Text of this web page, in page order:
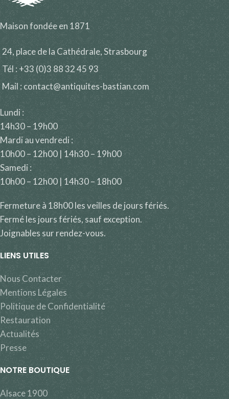
Maison fondée en 1871
24, place de la Cathédrale, Strasbourg
Tél : +33 (0)3 88 32 45 93
Mail : contact@antiquites-bastian.com
Lundi :
14h30 – 19h00
Mardi au vendredi :
10h00 – 12h00 | 14h30 – 19h00
Samedi :
10h00 – 12h00 | 14h30 – 18h00
Fermeture à 18h00 les veilles de jours fériés.
Fermé les jours fériés, sauf exception.
Joignables sur rendez-vous.
LIENS UTILES
Nous Contacter
Mentions Légales
Politique de Confidentialité
Restauration
Actualités
Presse
NOTRE BOUTIQUE
Alsace 1900